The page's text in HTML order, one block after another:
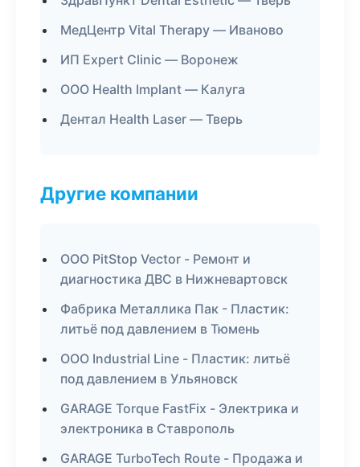
МедЦентр Vital Therapy — Иваново
ИП Expert Clinic — Воронеж
ООО Health Implant — Калуга
Дентал Health Laser — Тверь
Другие компании
ООО PitStop Vector - Ремонт и
диагностика ДВС в Нижневартовск
Фабрика Металлика Пак - Пластик:
литьё под давлением в Тюмень
ООО Industrial Line - Пластик: литьё
под давлением в Ульяновск
GARAGE Torque FastFix - Электрика и
электроника в Ставрополь
GARAGE TurboTech Route - Продажа и